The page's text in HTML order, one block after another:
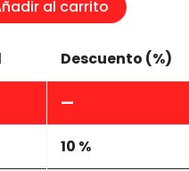
al carrito
Descuento (%)
—
10 %